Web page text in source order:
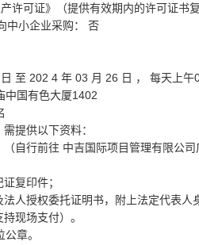
产许可证》（提供有效期内的许可证书
小企业采购： 否
日 至 202 4 年 03 月 26 日 ，
每天上午
中国有色大厦1402
提供以下资料：
（自行前往 中吉国际项目管理有限公
复印件；
人授权委托证明书，附上法定代表
现场支付）。
章。